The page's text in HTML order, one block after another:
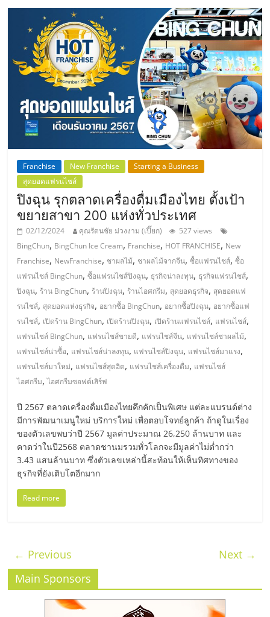
Franchise New Franchise
Starting a Business
สุดยอดแฟรนไชส์
ปิงฉุน รุกตลาดเครื่องดื่มเมืองไทย ตั้งเป้า
ขยายสาขา 200 แห่งทั่วประเทศ
02/12/2024 คุณรัตนชัย ม่วงงาม (เปี๊ยก)
527 views
BingChun, BingChun Ice Cream, Franchise, HOT FRANCHISE, New
Franchise, NewFranchise, ชาผลไม้, ชาผลไม้จากจีน,ซื้อแฟรนไชส์,ซื้อ
แฟรนไชส์ BingChun,ซื้อแฟรนไชส์ปิงฉุน, ธุรกิจน่าลงทุน, ธุรกิจแฟรนไชส์,
ปิงฉุน, ร้าน BingChun, ร้านปิงฉุน, ร้านไอศกรีม, สุดยอดธุรกิจ, สุดยอดแฟ
รนไชส์, สุดยอดแห่งธุรกิจ, อยากซื้อ BingChun, อยากซื้อปิงฉุน, อยากซื้อแฟ
รนไชส์, เปิดร้าน BingChun, เปิดร้านปิงฉุน, เปิดร้านแฟรนไชส์, แฟรนไชส์,
แฟรนไชส์ BingChun, แฟรนไชส์ขายดี, แฟรนไชส์จีน, แฟรนไชส์ชาผลไม้,
แฟรนไชส์น่าซื้อ, แฟรนไชส์น่าลงทุน, แฟรนไชส์ปิงฉุน, แฟรนไชส์มาแรง,
แฟรนไชส์มาใหม่, แฟรนไชส์สุดฮิต, แฟรนไชส์เครื่องดื่ม, แฟรนไชส์
ไอศกรีม,ไอศกรีมซอฟต์เสิร์ฟ
ปี 2567 ตลาดเครื่องดื่มเมืองไทยคึกคักเป็นพิเศษ แต่ละแบรนด์ต่าง
มีการพัฒนาเมนูใหม่ บริการใหม่ เพื่อตอบโจทย์ลูกค้า ถ้าดูในเรื่อง
ของตัวเลขพบว่าปี 2567 มูลค่าประมาณ 26,250 ล้านบาท และ
คาดว่าในปี2568 ตลาดชานมรวมทั่วโลกจะมีมูลค่าไม่ต่ำกว่า
3.43 แสนล้านบาท ซึ่งตัวเลขเหล่านี้สะท้อนให้เห็นทิศทางของ
ธุรกิจที่ยังเติบโตอีกมาก
Read more
← Previous
Next →
Main Sponsors